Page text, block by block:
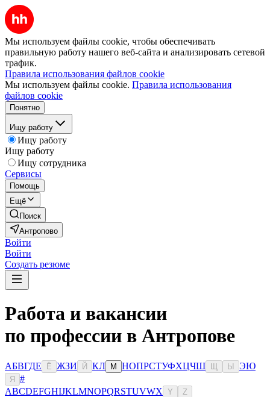
Мы используем файлы cookie, чтобы обеспечивать
правильную работу нашего веб-сайта и анализировать сетевой
трафик.
Правила использования файлов cookie
Мы используем файлы cookie. Правила использования
файлов cookie
Понятно
Ищу работу
Ищу работу
Ищу работу
Ищу сотрудника
Сервисы
Помощь
Ещё
Поиск
Антропово
Войти
Войти
Создать резюме
Работа и вакансии
по профессии в Антропове
АБВГДЕ Ё ЖЗИ Й КЛ М НОПРСТУФХЦЧШ Ы ЭЮ
Я
#
ABCDEFGHIJKLMNOPQRSTUVWX Y Z